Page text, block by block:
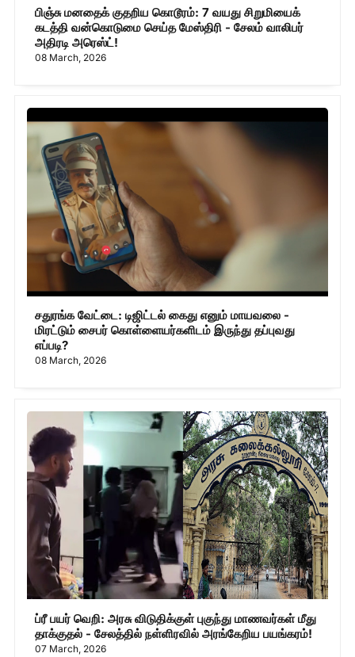
பிஞ்சு மனதைக் குதறிய கொடூரம்: 7 வயது சிறுமியைக்
கடத்தி வன்கொடுமை செய்த மேஸ்திரி - சேலம் வாலிபர்
அதிரடி அரெஸ்ட்!
08 March, 2026
சதுரங்க வேட்டை: டிஜிட்டல் கைது எனும் மாயவலை -
மிரட்டும் சைபர் கொள்ளையர்களிடம் இருந்து தப்புவது
எப்படி?
08 March, 2026
ப்ரீ பயர் வெறி: அரசு விடுதிக்குள் புகுந்து மாணவர்கள் மீது
தாக்குதல் - சேலத்தில் நள்ளிரவில் அரங்கேறிய பயங்கரம்!
07 March, 2026